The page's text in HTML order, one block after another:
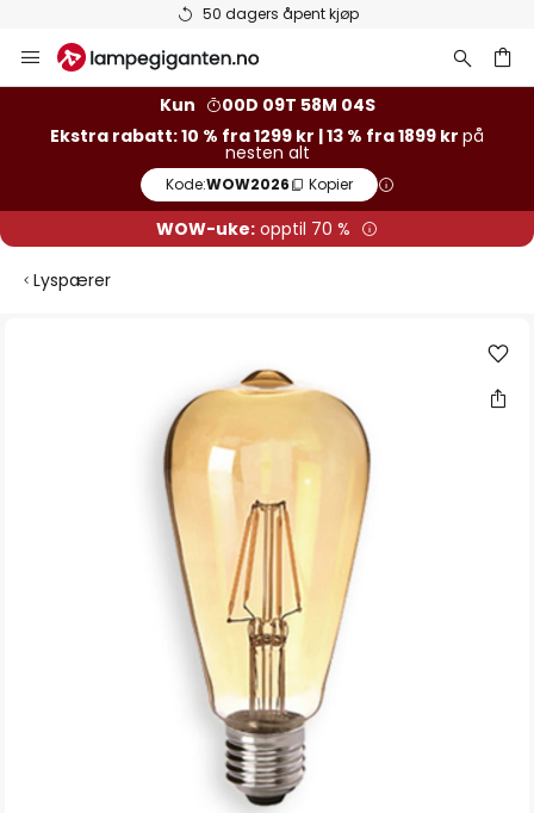
50 dagers åpent kjøp
Hopp
til
Kun
00D 09T 58M 04S
Ekstra rabatt: 10 % fra 1299 kr | 13 % fra 1899 kr på
nesten alt
Kode:WOW2026 Kopier
WOW-uke: opptil 70 %
Lyspærer